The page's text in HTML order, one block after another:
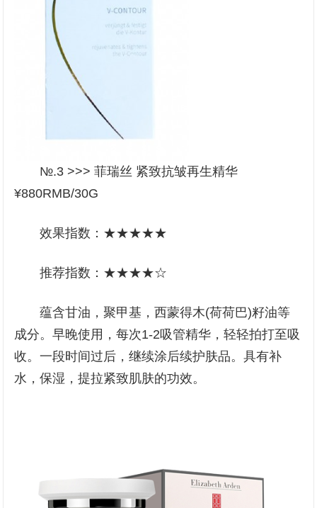
№.3 >>> 菲瑞丝 紧致抗皱再生精华
¥880RMB/30G
效果指数：★★★★★
推荐指数：★★★★☆
蕴含甘油，聚甲基，西蒙得木(荷荷巴)籽油等
成分。早晚使用，每次1-2吸管精华，轻轻拍打至吸
收。一段时间过后，继续涂后续护肤品。具有补
水，保湿，提拉紧致肌肤的功效。